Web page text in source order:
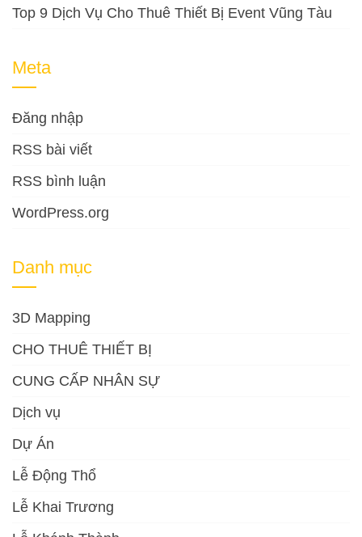
Top 9 Dịch Vụ Cho Thuê Thiết Bị Event Vũng Tàu
Meta
Đăng nhập
RSS bài viết
RSS bình luận
WordPress.org
Danh mục
3D Mapping
CHO THUÊ THIẾT BỊ
CUNG CẤP NHÂN SỰ
Dịch vụ
Dự Án
Lễ Động Thổ
Lễ Khai Trương